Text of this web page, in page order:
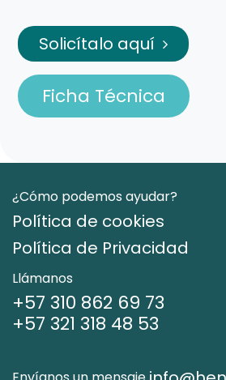
Solicítalo aquí
Ficha Técnica
¿Cómo podemos ayudar?
Política de cookies
Política de Privacidad
Llámanos
+57 310 862 69 73
+57 321 318 48 53